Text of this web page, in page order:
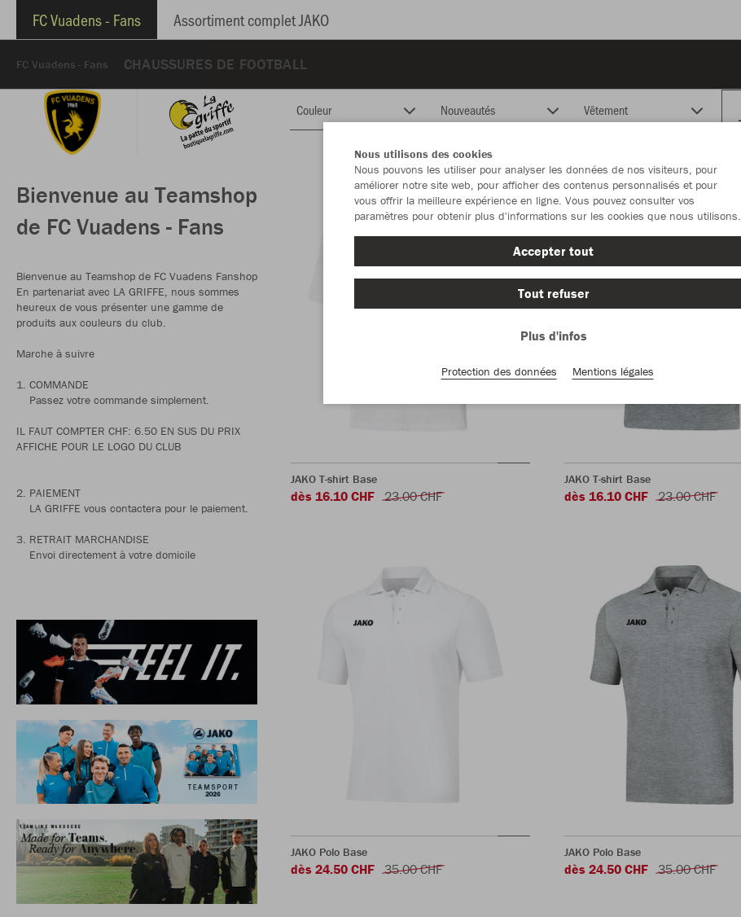
FC Vuadens - Fans Assortiment complet JAKO
FC Vuadens - Fans CHAUSSURES DE FOOTBALL
Bienvenue au Teamshop
de FC Vuadens - Fans
Bienvenue au Teamshop de FC Vuadens Fanshop
En partenariat avec LA GRIFFE, nous sommes
heureux de vous présenter une gamme de
produits aux couleurs du club.
Marche à suivre
1. COMMANDE
Passez votre commande simplement.
IL FAUT COMPTER CHF: 6.50 EN SUS DU PRIX
AFFICHE POUR LE LOGO DU CLUB
2. PAIEMENT
LA GRIFFE vous contactera pour le paiement.
3. RETRAIT MARCHANDISE
Envoi directement à votre domicile
Couleur Nouveautés Vêtement
JAKO T-shirt Base
dès 16.10 CHF 23.00 CHF
JAKO T-shirt Base
dès 16.10 CHF 23.00 CHF
JAKO Polo Base
dès 24.50 CHF 35.00 CHF
JAKO Polo Base
dès 24.50 CHF 35.00 CHF
Nous utilisons des cookies
Nous pouvons les utiliser pour analyser les données de nos visiteurs, pour
améliorer notre site web, pour afficher des contenus personnalisés et pour
vous offrir la meilleure expérience en ligne. Vous pouvez consulter vos
paramètres pour obtenir plus d'informations sur les cookies que nous utilisons.
Accepter tout
Tout refuser
Plus d'infos
Protection des données Mentions légales